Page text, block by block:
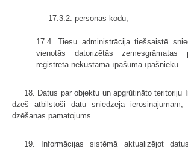
17.3.2. personas kodu;
17.4. Tiesu administrācija tiešsaistē
vienotās datorizētās zemesgrāmatas
reģistrētā nekustamā īpašuma īpašnieku.
18. Datus par objektu un apgrūtināto teritoriju
dzēš atbilstoši datu sniedzēja
dzēšanas pamatojums.
19. Informācijas sistēmā aktualizējot